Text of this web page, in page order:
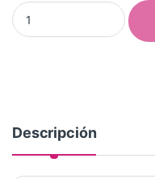
Vinilo Avery 700 Azul
Descripción